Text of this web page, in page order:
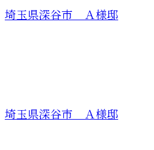
埼玉県深谷市 Ａ様邸
埼玉県深谷市 Ａ様邸